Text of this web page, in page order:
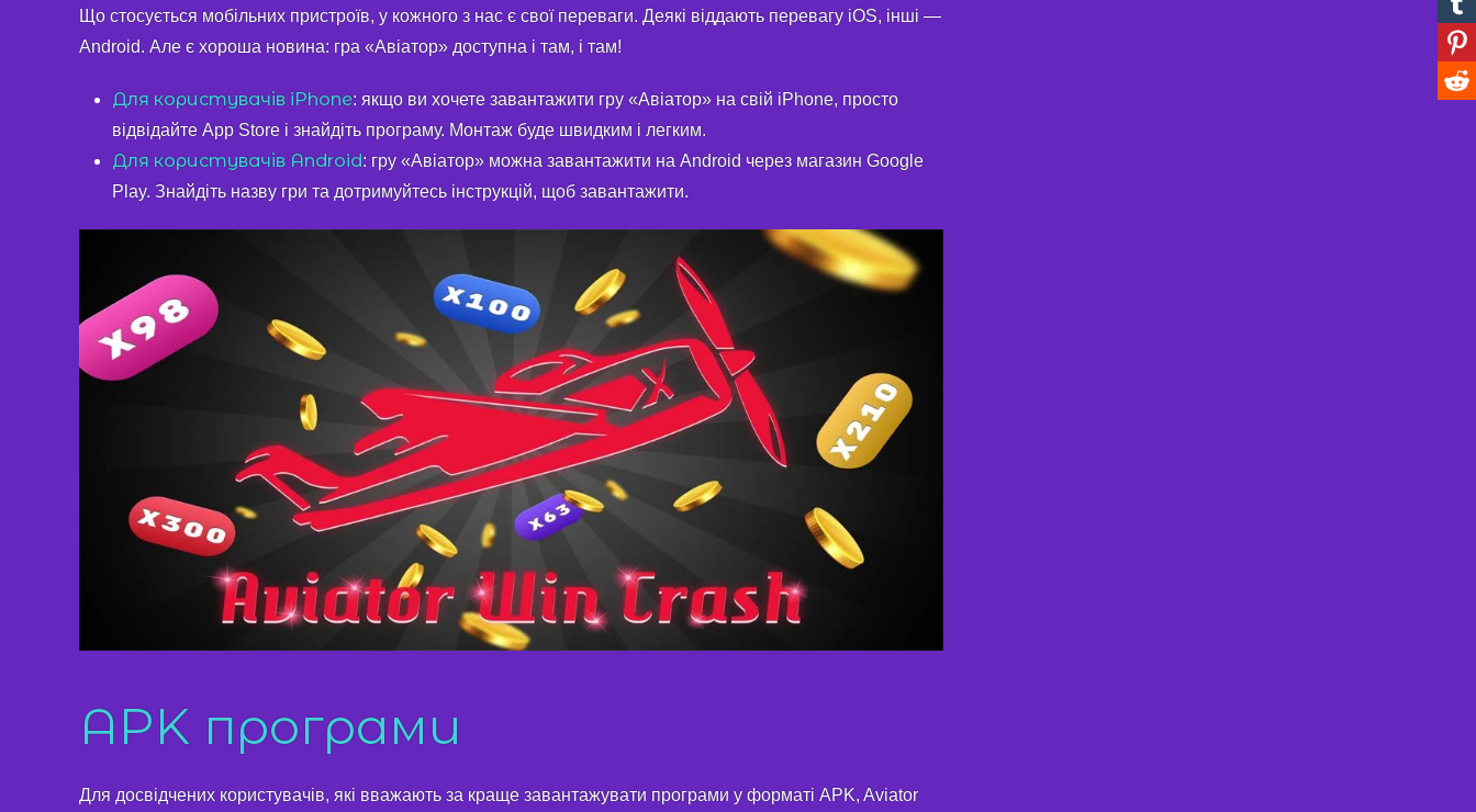
Що стосується мобільних пристроїв, у кожного з нас є свої переваги. Деякі віддають перевагу iOS, інші —
Android. Але є хороша новина: гра «Авіатор» доступна і там, і там!
Для користувачів iPhone: якщо ви хочете завантажити гру «Авіатор» на свій iPhone, просто
відвідайте App Store і знайдіть програму. Монтаж буде швидким і легким.
Для користувачів Android: гру «Авіатор» можна завантажити на Android через магазин Google
Play. Знайдіть назву гри та дотримуйтесь інструкцій, щоб завантажити.
APK програми
Для досвідчених користувачів, які вважають за краще завантажувати програми у форматі APK, Aviator